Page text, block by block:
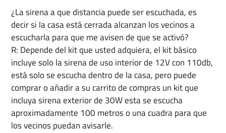
¿La sirena a que distancia puede ser escuchada, es
decir si la casa está cerrada alcanzan los vecinos a
escucharla para que me avisen de que se activó?
R: Depende del kit que usted adquiera, el kit básico
incluye solo la sirena de uso interior de 12V con 110db,
está solo se escucha dentro de la casa, pero puede
comprar o añadir a su carrito de compras un kit que
incluya sirena exterior de 30W esta se escucha
aproximadamente 100 metros o una cuadra para que
los vecinos puedan avisarle.